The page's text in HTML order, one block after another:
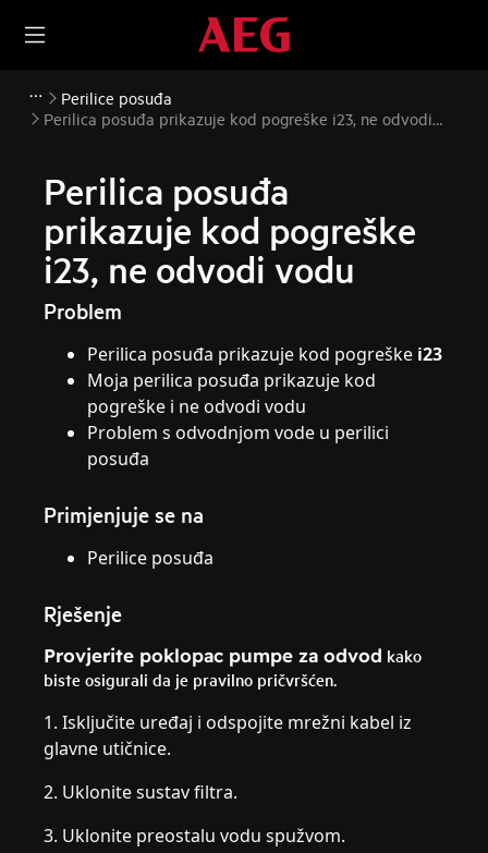
Perilice posuđa
Perilica posuđa prikazuje kod pogreške i23, ne odvodi
Perilica posuđa
prikazuje kod pogreške
i23, ne odvodi vodu
Problem
Perilica posuđa prikazuje kod pogreške i23
Moja perilica posuđa prikazuje kod
pogreške i ne odvodi vodu
Problem s odvodnjom vode u perilici
posuđa
Primjenjuje se na
Perilice posuđa
Rješenje
Provjerite poklopac pumpe za odvod kako
biste osigurali da je pravilno pričvršćen.
1. Isključite uređaj i odspojite mrežni kabel iz
glavne utičnice.
2. Uklonite sustav filtra.
3. Uklonite preostalu vodu spužvom.